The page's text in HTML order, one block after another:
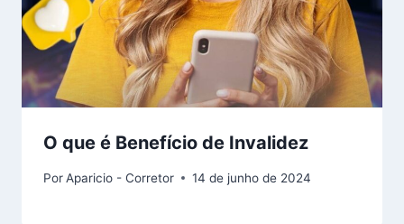
O que é Benefício de Invalidez
PorAparicio - Corretor 14 de junho de 2024